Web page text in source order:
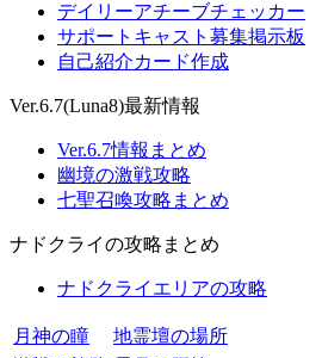
デイリーアチーブチェッカー
サポートキャスト募集掲示板
自己紹介カード作成
Ver.6.7(Luna8)最新情報
Ver.6.7情報まとめ
幽境の激戦攻略
七聖召喚攻略まとめ
ナドクライの攻略まとめ
ナドクライエリアの攻略
月神の瞳
地霊壇の場所